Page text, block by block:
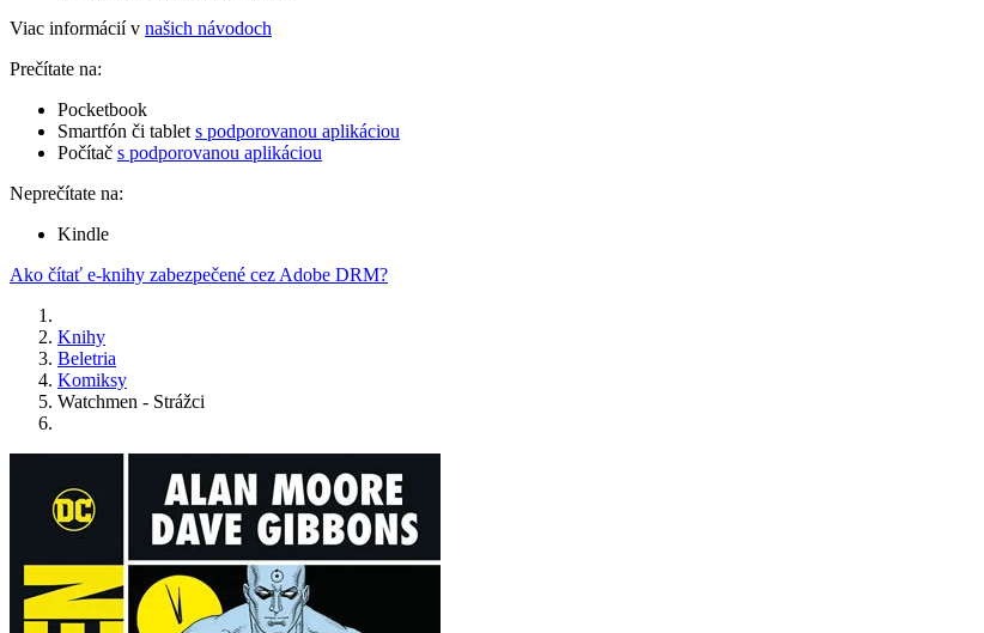
Viac informácií v našich návodoch
Prečítate na:
Pocketbook
Smartfón či tablet s podporovanou aplikáciou
Počítač s podporovanou aplikáciou
Neprečítate na:
Kindle
Ako čítať e-knihy zabezpečené cez Adobe DRM?
Knihy
Beletria
Komiksy
Watchmen - Strážci